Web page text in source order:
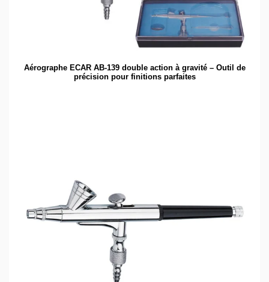
Aérographe ECAR AB-139 double action à gravité – Outil de
précision pour finitions parfaites